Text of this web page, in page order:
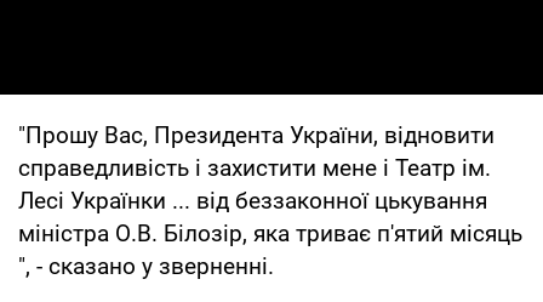
"Прошу Вас, Президента України, відновити
справедливість і захистити мене і Театр ім.
Лесі Українки ... від беззаконної цькування
міністра О.В. Білозір, яка триває п'ятий місяць
", - сказано у зверненні.